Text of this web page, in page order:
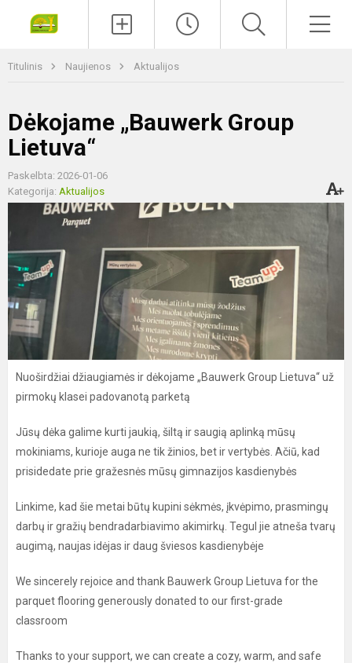
Titulinis Naujienos Aktualijos
Dėkojame „Bauwerk Group
Lietuva“
Paskelbta: 2026-01-06
Kategorija: Aktualijos
Nuoširdžiai džiaugiamės ir dėkojame „Bauwerk Group Lietuva“ už
pirmokų klasei padovanotą parketą
Jūsų dėka galime kurti jaukią, šiltą ir saugią aplinką mūsų
mokiniams, kurioje auga ne tik žinios, bet ir vertybės. Ačiū, kad
prisidedate prie gražesnės mūsų gimnazijos kasdienybės
Linkime, kad šie metai būtų kupini sėkmės, įkvėpimo, prasmingų
darbų ir gražių bendradarbiavimo akimirkų. Tegul jie atneša tvarų
augimą, naujas idėjas ir daug šviesos kasdienybėje
We sincerely rejoice and thank Bauwerk Group Lietuva for the
parquet flooring generously donated to our first-grade
classroom
Thanks to your support, we can create a cozy, warm, and safe